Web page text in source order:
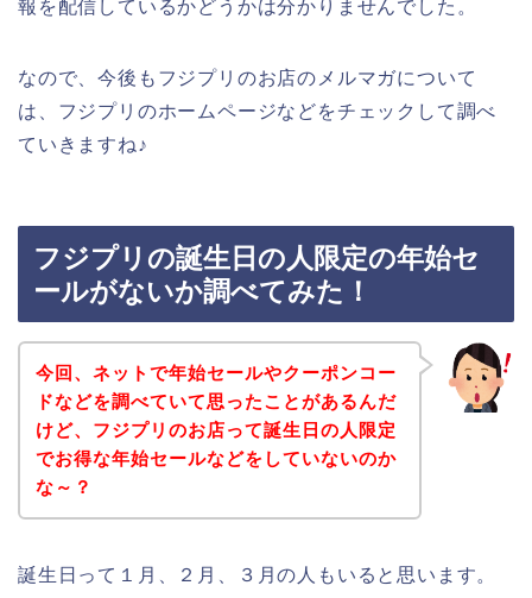
報を配信しているかどうかは分かりませんでした。
なので、今後もフジプリのお店のメルマガについて
は、フジプリのホームページなどをチェックして調べ
ていきますね♪
フジプリの誕生日の人限定の年始セ
ールがないか調べてみた！
今回、ネットで年始セールやクーポンコー
ドなどを調べていて思ったことがあるんだ
けど、フジプリのお店って誕生日の人限定
でお得な年始セールなどをしていないのか
な～？
誕生日って１月、２月、３月の人もいると思います。